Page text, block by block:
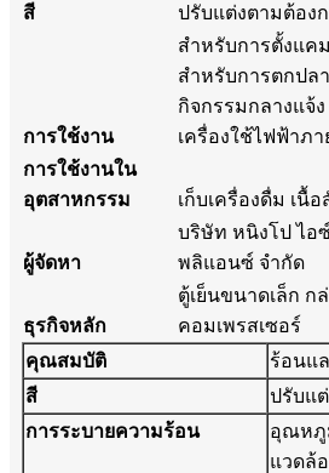
สี ปรับแต่งตามต้อง
การใช้งาน
สำหรับการตั้งแค
สำหรับการตกปลา
กิจกรรมกลางแจ้ง
เครื่องใช้ไฟฟ้าภ
การใช้งานใน
อุตสาหกรรม
เก็บเครื่องดื่ม เนื้
ผู้จัดหา
บริษัท หนิงโป ไอ
พลิแอนซ์ จำกัด
ธุรกิจหลัก
ตู้เย็นขนาดเล็ก ก
คอมเพรสเซอร์
คุณสมบัติ
ร้อนแ
สี
ปรับแ
การระบายความร้อน
อุณหภู
แวดล้